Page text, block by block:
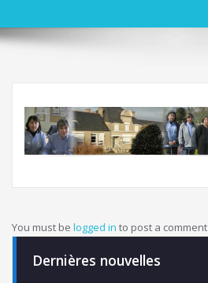
You must be logged in to post a comment
Dernières nouvelles